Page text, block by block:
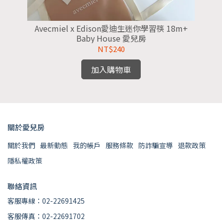
Avecmiel x Edison愛迪生迷你學習筷 18m+
Baby House 愛兒房
NT$240
加入購物車
關於愛兒房
關於我們 最新動態 我的帳戶 服務條款 防詐騙宣導 退款政策
隱私權政策
聯絡資訊
客服專線：02-22691425
客服傳真：02-22691702